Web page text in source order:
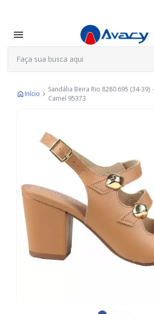
Início
Sandália Beira Rio 8280.695 (34-39) -
Camel 95373
imagens